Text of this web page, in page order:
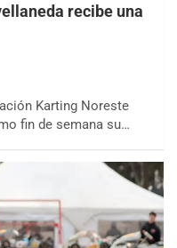
recibe una
Karting Noreste
fin de semana su…